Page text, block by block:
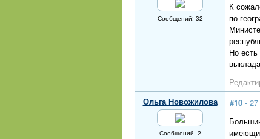
Сообщений: 32
К
по
Но
Ольга Новожилова
Сообщений: 2
#10 -